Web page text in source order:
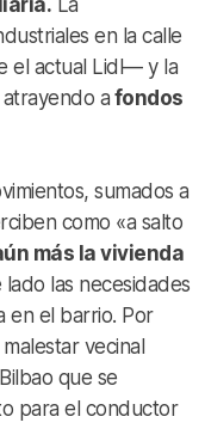
La
en la calle
el actual Lidl— y la
a fondos
sumados a
como «a salto
más la vivienda
las necesidades
en el barrio. Por
vecinal
que se
para el conductor